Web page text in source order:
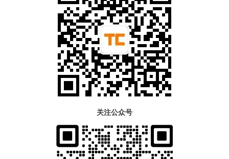
关注公众号